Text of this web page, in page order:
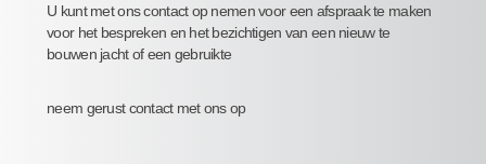
U kunt met ons contact op nemen voor een afspraak te maken
voor het bespreken en het bezichtigen van een nieuw te
bouwen jacht of een gebruikte
neem gerust contact met ons op